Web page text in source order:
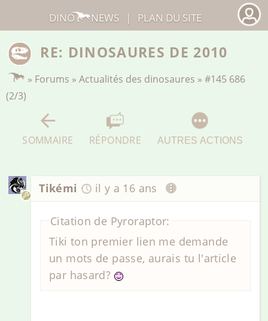
RE: DINOSAURES DE 2010
» Forums »Actualités des dinosaures »#145 686
(2/3)
SOMMAIRE RÉPONDRE AUTRES ACTIONS
Tikémi il y a 16 ans
Citation de Pyroraptor:
Tiki ton premier lien me demande
un mots de passe, aurais tu l'article
par hasard?
DINO NEWS | PLAN DU SITE